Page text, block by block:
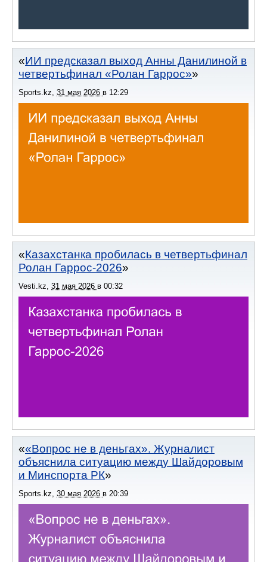
ИИ предсказал выход Анны Данилиной в
четвертьфинал «Ролан Гаррос»
Sports.kz 31 мая 2026 в 12:29
Казахстанка пробилась в четвертьфинал
Ролан Гаррос-2026
Vesti.kz, 31 мая 2026 в 00:32
«Вопрос не в деньгах». Журналист
объяснила ситуацию между Шайдоровым
и Минспорта РК
Sports.kz, 30 мая 2026 в 20:39